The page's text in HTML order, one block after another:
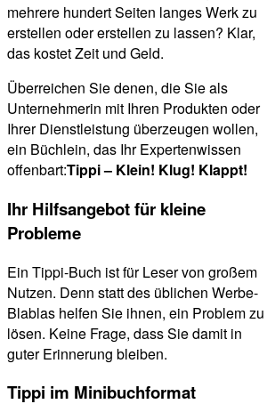
mehrere hundert Seiten langes Werk zu
erstellen oder erstellen zu lassen? Klar,
das kostet Zeit und Geld.
Überreichen Sie denen, die Sie als
Unternehmerin mit Ihren Produkten oder
Ihrer Dienstleistung überzeugen wollen,
ein Büchlein, das Ihr Expertenwissen
offenbart:Tippi – Klein! Klug! Klappt!
Ihr Hilfsangebot für kleine
Probleme
Ein Tippi-Buch ist für Leser von großem
Nutzen. Denn statt des üblichen Werbe-
Blablas helfen Sie ihnen, ein Problem zu
lösen. Keine Frage, dass Sie damit in
guter Erinnerung bleiben.
Tippi im Minibuchformat